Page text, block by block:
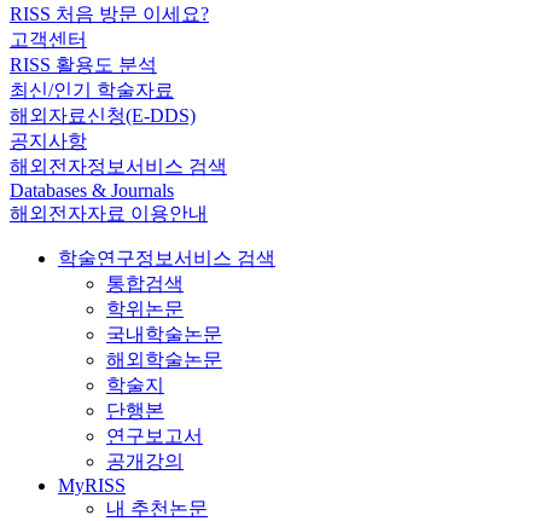
RISS 처음 방문 이세요?
고객센터
RISS 활용도 분석
최신/인기 학술자료
해외자료신청(E-DDS)
공지사항
해외전자정보서비스 검색
Databases & Journals
해외전자자료 이용안내
학술연구정보서비스 검색
통합검색
학위논문
국내학술논문
해외학술논문
학술지
단행본
연구보고서
공개강의
MyRISS
내 추천논문